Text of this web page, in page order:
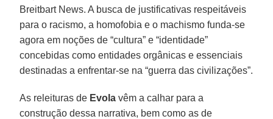
Breitbart News. A busca de justificativas respeitáveis
para o racismo, a homofobia e o machismo funda-se
agora em noções de “cultura” e “identidade”
concebidas como entidades orgânicas e essenciais
destinadas a enfrentar-se na “guerra das civilizações”.
As releituras de Evola vêm a calhar para a
construção dessa narrativa, bem como as de